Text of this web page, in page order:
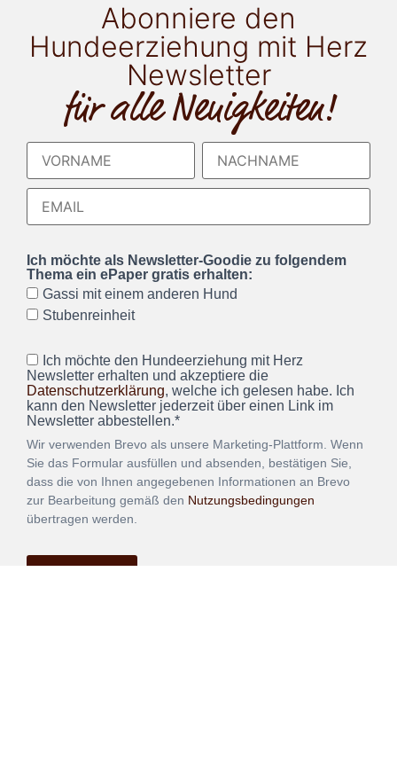
Abonniere den
Hundeerziehung mit Herz
Newsletter
für alle Neuigkeiten!
Ich möchte als Newsletter-Goodie zu folgendem
Thema ein ePaper gratis erhalten:
Gassi mit einem anderen Hund
Stubenreinheit
Ich möchte den Hundeerziehung mit Herz
Newsletter erhalten und akzeptiere die
Datenschutzerklärung, welche ich gelesen habe. Ich
kann den Newsletter jederzeit über einen Link im
Newsletter abbestellen.*
Wir verwenden Brevo als unsere Marketing-Plattform. Wenn
Sie das Formular ausfüllen und absenden, bestätigen Sie,
dass die von Ihnen angegebenen Informationen an Brevo
zur Bearbeitung gemäß den Nutzungsbedingungen
übertragen werden.